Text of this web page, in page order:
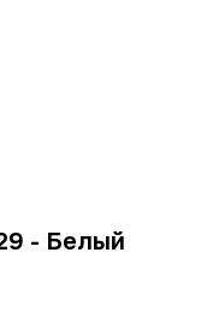
- Белый